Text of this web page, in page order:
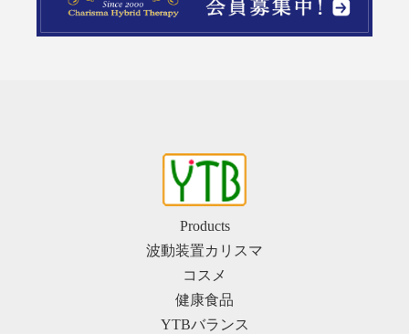
Products
波動装置カリスマ
コスメ
健康食品
YTBバランス